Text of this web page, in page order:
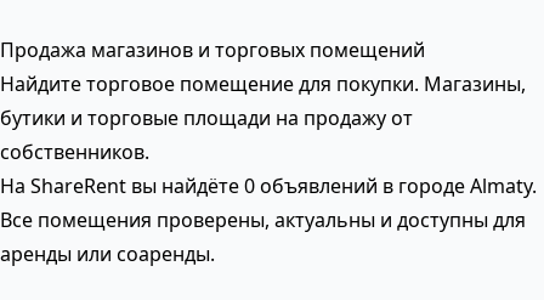
Продажа магазинов и торговых помещений
Найдите торговое помещение для покупки. Магазины,
бутики и торговые площади на продажу от
собственников.
На ShareRent вы найдёте 0 объявлений в городе Almaty.
Все помещения проверены, актуальны и доступны для
аренды или соаренды.